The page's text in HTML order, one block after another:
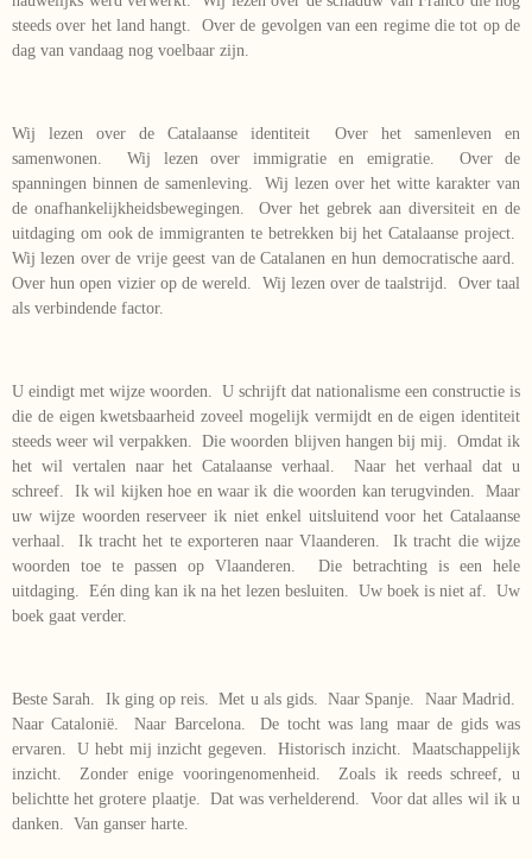
steeds over het land hangt. Over de gevolgen van een regime die tot op de
dag van vandaag nog voelbaar zijn.
Wij lezen over de Catalaanse identiteit Over het samenleven en
samenwonen. Wij lezen over immigratie en emigratie. Over de
spanningen binnen de samenleving. Wij lezen over het witte karakter van
de onafhankelijkheidsbewegingen. Over het gebrek aan diversiteit en de
uitdaging om ook de immigranten te betrekken bij het Catalaanse project.
Wij lezen over de vrije geest van de Catalanen en hun democratische aard.
Over hun open vizier op de wereld. Wij lezen over de taalstrijd. Over taal
als verbindende factor.
U eindigt met wijze woorden. U schrijft dat nationalisme een constructie is
die de eigen kwetsbaarheid zoveel mogelijk vermijdt en de eigen identiteit
steeds weer wil verpakken. Die woorden blijven hangen bij mij. Omdat ik
het wil vertalen naar het Catalaanse verhaal. Naar het verhaal dat u
schreef. Ik wil kijken hoe en waar ik die woorden kan terugvinden. Maar
uw wijze woorden reserveer ik niet enkel uitsluitend voor het Catalaanse
verhaal. Ik tracht het te exporteren naar Vlaanderen. Ik tracht die wijze
woorden toe te passen op Vlaanderen. Die betrachting is een hele
uitdaging. Eén ding kan ik na het lezen besluiten. Uw boek is niet af. Uw
boek gaat verder.
Beste Sarah. Ik ging op reis. Met u als gids. Naar Spanje. Naar Madrid.
Naar Catalonië. Naar Barcelona. De tocht was lang maar de gids was
ervaren. U hebt mij inzicht gegeven. Historisch inzicht. Maatschappelijk
inzicht. Zonder enige vooringenomenheid. Zoals ik reeds schreef, u
belichtte het grotere plaatje. Dat was verhelderend. Voor dat alles wil ik u
danken. Van ganser harte.